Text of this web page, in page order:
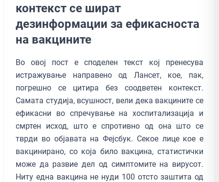
контекст се шират
дезинформации за ефикасноста
на вакцините
Во овој пост е споделен текст кој пренесува
истражување направено од Лансет, кое, пак,
погрешно се цитира без соодветен контекст.
Самата студија, всушност, вели дека вакцините се
ефикасни во спречување на хоспитализација и
смртен исход, што е спротивно од она што се
тврди во објавата на Фејсбук. Секое лице кое е
вакцинирано, со која било вакцина, статистички
може да развие дел од симптомите на вирусот.
Ниту една вакцина не нуди 100 отсто заштита од